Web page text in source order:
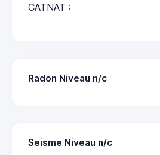
CATNAT :
Radon Niveau n/c
Seisme Niveau n/c